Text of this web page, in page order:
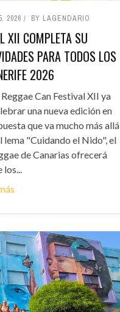
2026 BY LAGENDARIO
XII COMPLETA SU
PARA TODOS LOS
2026
Can Festival XII ya
una nueva edición en
que va mucho más allá
lema "Cuidando el Nido", el
de Canarias ofrecerá
los...